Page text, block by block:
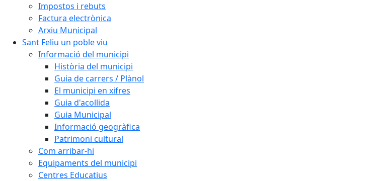
Impostos i rebuts
Factura electrònica
Arxiu Municipal
Sant Feliu un poble viu
Informació del municipi
Història del municipi
Guia de carrers / Plànol
El municipi en xifres
Guia d'acollida
Guia Municipal
Informació geogràfica
Patrimoni cultural
Com arribar-hi
Equipaments del municipi
Centres Educatius